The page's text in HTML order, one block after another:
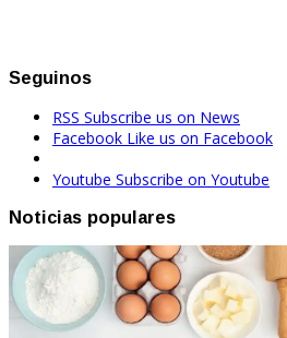
Seguinos
RSS Subscribe us on News
Facebook Like us on Facebook
Youtube Subscribe on Youtube
Noticias populares